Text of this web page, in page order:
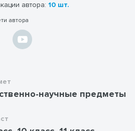
автора: 10 шт.
автора
научные предметы